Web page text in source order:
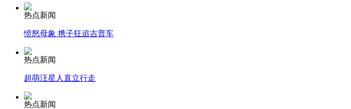
热点新闻
愤怒母象 携子狂追吉普车
热点新闻
超萌汪星人直立行走
热点新闻